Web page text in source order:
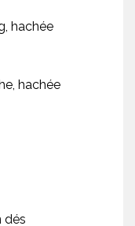
hachée
hachée
dés